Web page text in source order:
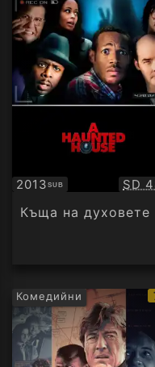
2013SUB
Субтитри SD
Къща на духовете
Комедийни